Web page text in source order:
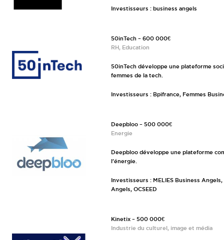
Investisseurs : business angels
50inTech – 600 000€
RH, Education
50inTech développe une plateforme
femmes de la tech.
Investisseurs : Bpifrance, Femmes
Deepbloo – 500 000€
Energie
Deepbloo développe une plateforme
l’énergie.
Investisseurs : MELIES Business
Angels, OCSEED
Kinetix – 500 000€
Industrie du culturel, image et média